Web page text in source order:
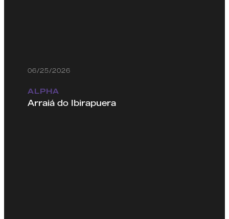
06/25/2026
ALPHA
Arraiá do Ibirapuera